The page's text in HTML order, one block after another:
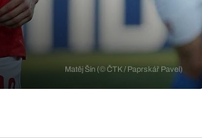
Matěj Šín (© ČTK / Paprskář Pavel)